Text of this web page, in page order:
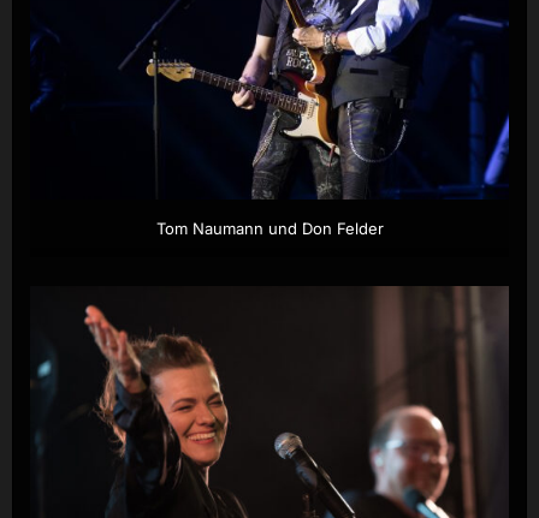
Tom Naumann und Don Felder